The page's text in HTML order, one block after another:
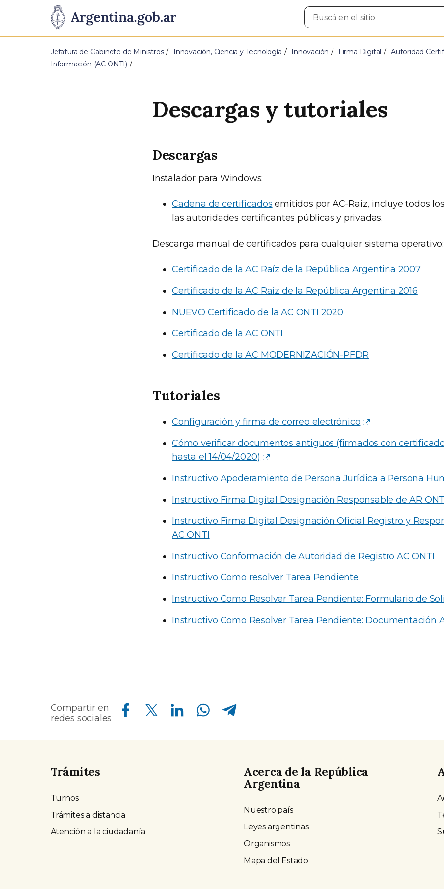
Presidencia
de
Pasar al contenido principal
Buscar
en
Jefatura de Gabinete de Ministros Innovación, Ciencia y Tecnología Innovación Firma Digital
Autoridad
Información (AC ONTI)
Descargas y tutoriales
Descargas
Instalador para Windows:
Cadena de certificados emitidos por AC-Raíz, incluye todos
las autoridades certificantes públicas y privadas.
Descarga manual de certificados para cualquier sistema operativo:
Certificado de la AC Raíz de la República Argentina 2007
Certificado de la AC Raíz de la República Argentina 2016
NUEVO Certificado de la AC ONTI 2020
Certificado de la AC ONTI
Certificado de la AC MODERNIZACIÓN-PFDR
Tutoriales
Configuración y firma de correo electrónico
Cómo verificar documentos antiguos (firmados con
hasta el 14/04/2020)
Instructivo Apoderamiento de Persona Jurídica a Persona
Instructivo Firma Digital Designación Responsable de AR
Instructivo Firma Digital Designación Oficial Registro y
AC ONTI
Instructivo Conformación de Autoridad de Registro AC ONTI
Instructivo Como resolver Tarea Pendiente
Instructivo Como Resolver Tarea Pendiente: Formulario de
Instructivo Como Resolver Tarea Pendiente: Documentación
Compartir en
redes sociales
Compartir en Facebook Compartir en Twitter Compartir en Linkedin Compartir en Whatsapp Compartir en Telegram
Trámites
Turnos
Trámites a distancia
Atención a la ciudadanía
Acerca de la República
Argentina
Nuestro país
Leyes argentinas
Organismos
Mapa del Estado